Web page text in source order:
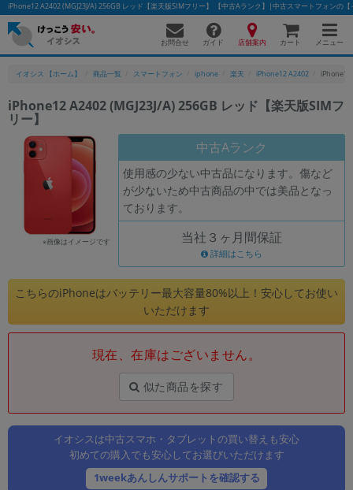
iPhone12 A2402 (MGJ23J/A) 256GB レッド【楽天版SIMフリー】 【中古Aランク】|中古スマートフォンの【
お問合せ ガイド 店舗案内 カート メニュー
イオシス 【ホーム】 商品一覧 スマートフォン iphone 楽天 iPhone12 A2402 iPhone12
iPhone12 A2402 (MGJ23J/A) 256GB レッド【楽天版SIMフ
リー】
※画像はイメージです
中古Aランク
使用感の少ない中古品になります。傷など
が少ないため中古商品の中では美品となっ
ております。
当社３ヶ月間保証
詳細はこちら
こちらのiPhoneはバッテリー最大容量80%以上！安心してお使い
いただけます
現在、在庫はございません。
似た商品を探す
イオシスは中古スマホ・タブレットの買い替えも安心
初めての購入でも安心してお選びいただけます
1weekあんしんサポートを確認する
フリーワード
除外ワード
人気の検索ワード： Let's note
「スマートフォン」「タブレット」など
シリーズ
「iPhone」「Xperia」「Galaxy」など
「Apple」「SONY」「SHARP」など
機能・特徴
商品の搭載機能による絞り込み
「5G対応」「防水」「ワンセグ」など